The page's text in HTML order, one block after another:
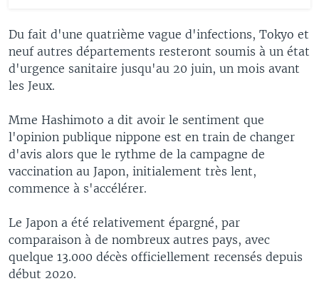
Du fait d'une quatrième vague d'infections, Tokyo et
neuf autres départements resteront soumis à un état
d'urgence sanitaire jusqu'au 20 juin, un mois avant
les Jeux.
Mme Hashimoto a dit avoir le sentiment que
l'opinion publique nippone est en train de changer
d'avis alors que le rythme de la campagne de
vaccination au Japon, initialement très lent,
commence à s'accélérer.
Le Japon a été relativement épargné, par
comparaison à de nombreux autres pays, avec
quelque 13.000 décès officiellement recensés depuis
début 2020.